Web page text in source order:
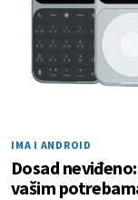
IMA I ANDROID
Dosad
vašim